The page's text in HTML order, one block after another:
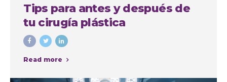
Tips para antes y después de
tu cirugía plástica
Read more